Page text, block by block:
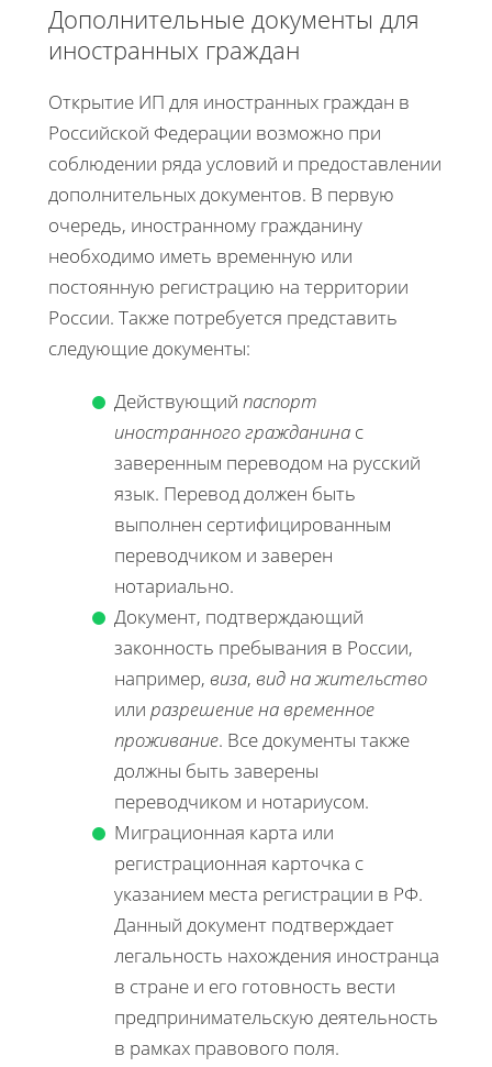
Дополнительные документы для
иностранных граждан
Открытие ИП для иностранных граждан в
Российской Федерации возможно при
соблюдении ряда условий и предоставлении
дополнительных документов. В первую
очередь, иностранному гражданину
необходимо иметь временную или
постоянную регистрацию на территории
России. Также потребуется представить
следующие документы:
Действующий паспорт
иностранного гражданина с
заверенным переводом на русский
язык. Перевод должен быть
выполнен сертифицированным
переводчиком и заверен
нотариально.
Документ, подтверждающий
законность пребывания в России,
например, виза, вид на жительство
или разрешение на временное
проживание. Все документы также
должны быть заверены
переводчиком и нотариусом.
Миграционная карта или
регистрационная карточка с
указанием места регистрации в РФ.
Данный документ подтверждает
легальность нахождения иностранца
в стране и его готовность вести
предпринимательскую деятельность
в рамках правового поля.